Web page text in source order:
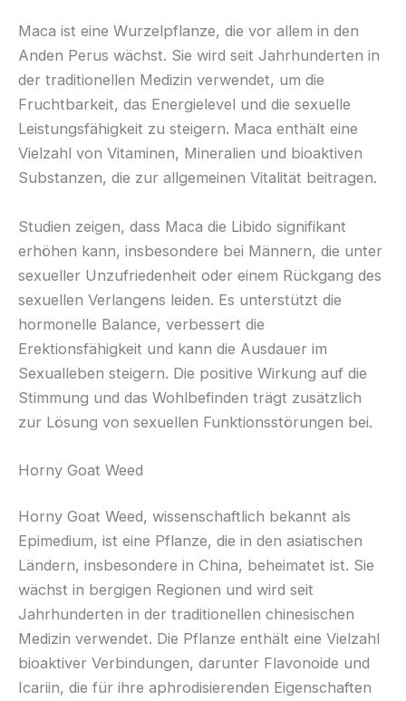
Maca ist eine Wurzelpflanze, die vor allem in den
Anden Perus wächst. Sie wird seit Jahrhunderten in
der traditionellen Medizin verwendet, um die
Fruchtbarkeit, das Energielevel und die sexuelle
Leistungsfähigkeit zu steigern. Maca enthält eine
Vielzahl von Vitaminen, Mineralien und bioaktiven
Substanzen, die zur allgemeinen Vitalität beitragen.
Studien zeigen, dass Maca die Libido signifikant
erhöhen kann, insbesondere bei Männern, die unter
sexueller Unzufriedenheit oder einem Rückgang des
sexuellen Verlangens leiden. Es unterstützt die
hormonelle Balance, verbessert die
Erektionsfähigkeit und kann die Ausdauer im
Sexualleben steigern. Die positive Wirkung auf die
Stimmung und das Wohlbefinden trägt zusätzlich
zur Lösung von sexuellen Funktionsstörungen bei.
Horny Goat Weed
Horny Goat Weed, wissenschaftlich bekannt als
Epimedium, ist eine Pflanze, die in den asiatischen
Ländern, insbesondere in China, beheimatet ist. Sie
wächst in bergigen Regionen und wird seit
Jahrhunderten in der traditionellen chinesischen
Medizin verwendet. Die Pflanze enthält eine Vielzahl
bioaktiver Verbindungen, darunter Flavonoide und
Icariin, die für ihre aphrodisierenden Eigenschaften